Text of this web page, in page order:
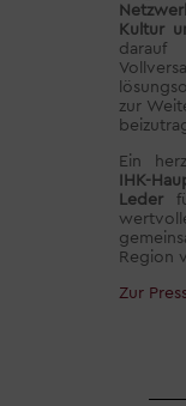
Kultur
zur
Ein
IHK-
Leder
Region
Zur